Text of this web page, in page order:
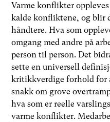
Varme konflikter
kalde konfliktene, og blir
håndtere. Hva som
omgang med andre på
person til person. Det
sette en universell
kritikkverdige forhold for
snakk om grove
hva som er reelle
varme konflikter.